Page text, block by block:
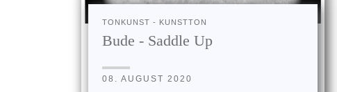
TONKUNST - KUNSTTON
Bude - Saddle Up
08. AUGUST 2020